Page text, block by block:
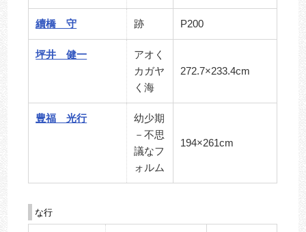
續橋 守 跡 P200
坪井 健一
アオく
カガヤ
く海
272.7×233.4cm
豊福 光行
幼少期
－不思
議なフ
ォルム
194×261cm
な行